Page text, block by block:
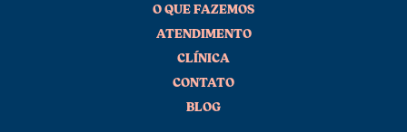
O QUE FAZEMOS
ATENDIMENTO
CLÍNICA
CONTATO
BLOG